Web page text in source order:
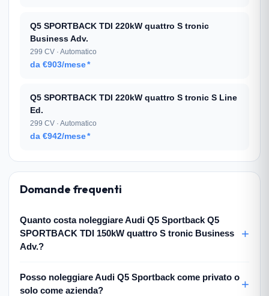
Q5 SPORTBACK TDI 220kW quattro S tronic
Business Adv.
299 CV · Automatico
da €903/mese*
Q5 SPORTBACK TDI 220kW quattro S tronic S Line
Ed.
299 CV · Automatico
da €942/mese*
Domande frequenti
Quanto costa noleggiare Audi Q5 Sportback Q5
SPORTBACK TDI 150kW quattro S tronic Business
Adv.?
Posso noleggiare Audi Q5 Sportback come privato o
solo come azienda?